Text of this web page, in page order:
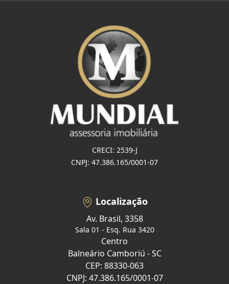
CRECI: 2539-J
CNPJ: 47.386.165/0001-07
Localização
Av. Brasil, 3358
Sala 01 - Esq. Rua 3420
Centro
Balneário Camboriú - SC
CEP: 88330-063
CNPJ: 47.386.165/0001-07